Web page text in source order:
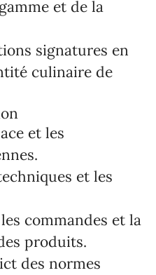
et de la
signatures en
culinaire de
et les
et les
commandes et la
produits.
des normes